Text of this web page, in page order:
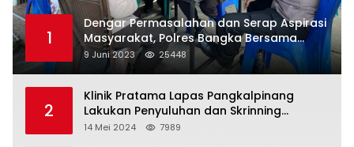
1
Dengar Permasalahan dan Serap Aspirasi
Masyarakat, Polres Bangka Bersama
Polsek Pemali Rutin Gelar Jumat Curhat
9 Juni 2023 25448
2
Klinik Pratama Lapas Pangkalpinang
Lakukan Penyuluhan dan Skrinning
Kesehatan Jiwa Bagi Warga Binaan
14 Mei 2024 7989